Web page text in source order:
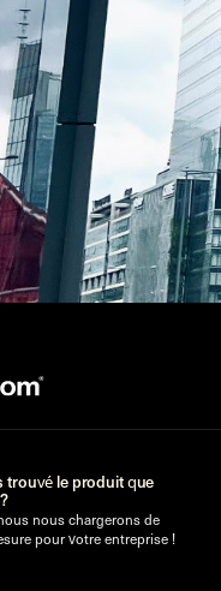
trouvé le produit que
nous chargerons de
pour votre entreprise !